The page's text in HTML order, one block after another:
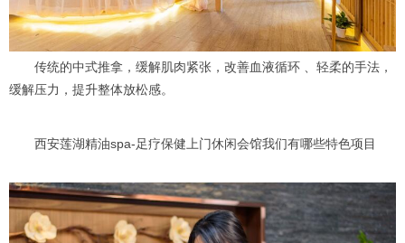
传统的中式推拿，缓解肌肉紧张，改善血液循环 、轻柔的手法，
缓解压力，提升整体放松感。
西安莲湖精油spa-足疗保健上门休闲会馆我们有哪些特色项目